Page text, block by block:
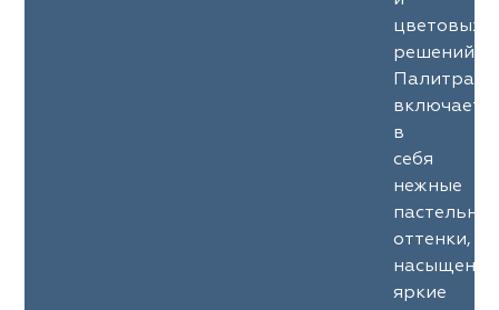
цветовых
решений.
Палитра
включает
в
себя
нежные
оттенки,
яркие